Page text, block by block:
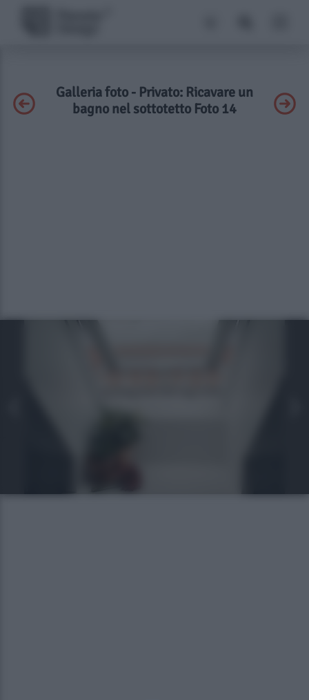
Galleria foto - Privato: Ricavare un
bagno nel sottotetto Foto 14